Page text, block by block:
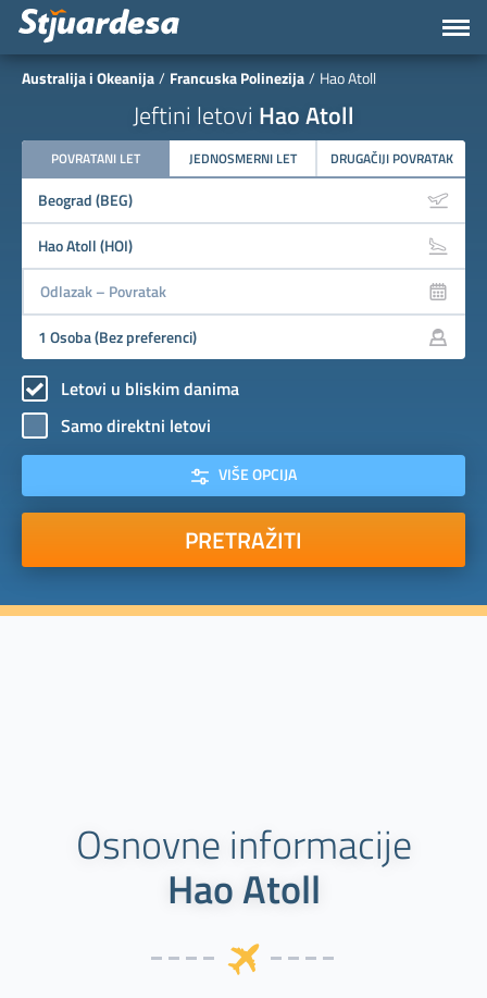
Australija i Okeanija Francuska Polinezija Hao Atoll
Jeftini letovi Hao Atoll
POVRATANI LET JEDNOSMERNI LET DRUGAČIJI POVRATAK
Letovi u bliskim danima
Samo direktni letovi
VIŠE OPCIJA
PRETRAŽITI
Osnovne informacije
Hao Atoll